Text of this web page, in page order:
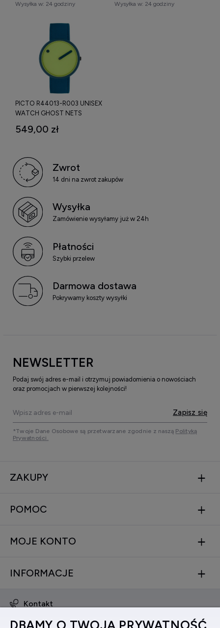
Wysyłka w: 24 godziny Wysyłka w: 24 godziny
PICTO R44013-R003 UNISEX
WATCH GHOST NETS
549,00 zł
Zwrot
14 dni na zwrot zakupów
Wysyłka
Zamówienie wysyłamy już w 24h
Płatności
Szybki przelew
Darmowa dostawa
Pokrywamy koszty wysyłki
NEWSLETTER
Podaj swój adres e-mail i otrzymuj powiadomienia o nowościach
oraz promocjach w pierwszej kolejności!
Zapisz się
*Twoje Dane Osobowe są przetwarzane zgodnie z naszą Polityką
Prywatności.
ZAKUPY
POMOC
MOJE KONTO
INFORMACJE
Kontakt
DBAMY O TWOJĄ PRYWATNOŚĆ